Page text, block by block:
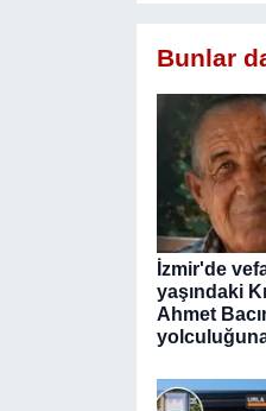
Bunlar
İzmir'de
yaşındaki
Ahmet